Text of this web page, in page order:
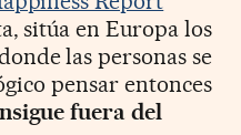
sitúa en Europa los
las personas se
pensar entonces
fuera del